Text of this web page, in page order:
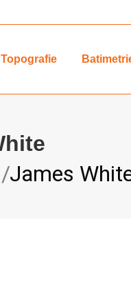
Topografie
James